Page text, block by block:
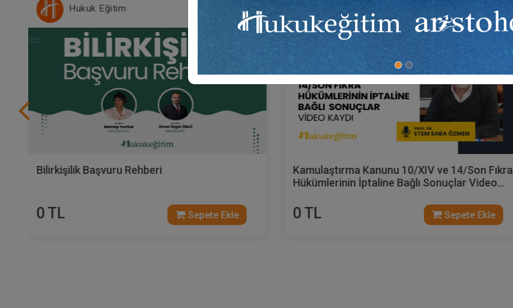
Hukuk Eğitim
Bilirkişilik Başvuru Rehberi
0 TL Sepete Ekle
Kamulaştırma Kanunu 10/XIV ve 14/Son Fıkra
Hükümlerinin İptaline Bağlı Sonuçlar Video
0 TL Sepete Ekle